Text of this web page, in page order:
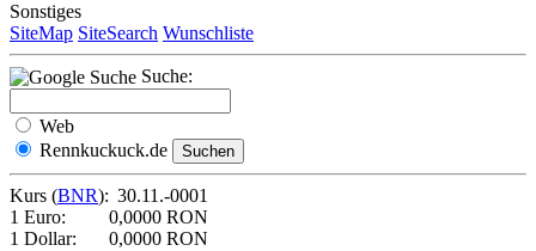
Sonstiges
SiteMap SiteSearch Wunschliste
Suche:
Web
Rennkuckuck.de
Kurs (BNR): 30.11.-0001
1 Euro:
0,0000 RON
1 Dollar:
0,0000 RON